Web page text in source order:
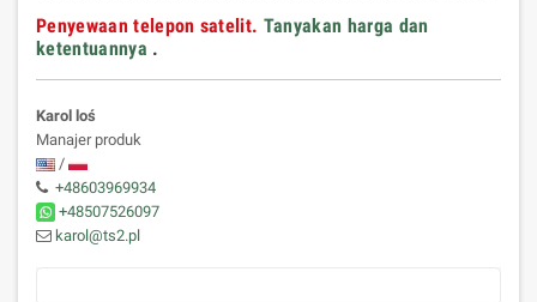
Penyewaan telepon satelit. Tanyakan harga dan
ketentuannya .
Karol loś
Manajer produk
/
+48603969934
+48507526097
karol@ts2.pl